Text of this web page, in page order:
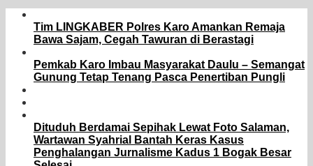
Tim LINGKABER Polres Karo Amankan Remaja
Bawa Sajam, Cegah Tawuran di Berastagi
Pemkab Karo Imbau Masyarakat Daulu – Semangat
Gunung Tetap Tenang Pasca Penertiban Pungli
Dituduh Berdamai Sepihak Lewat Foto Salaman,
Wartawan Syahrial Bantah Keras Kasus
Penghalangan Jurnalisme Kadus 1 Bogak Besar